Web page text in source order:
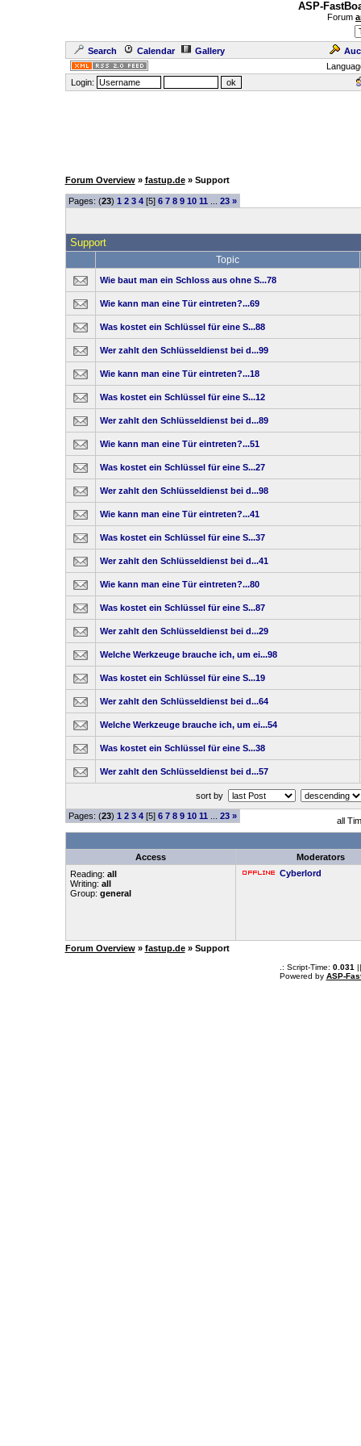
ASP-
Forum
Search Calendar Gallery
Login:
Forum Overview » fastup.de » Support
Pages: (23) 1 2 3 4[5] 6 7 8 9 10 11 23 »
Support
Topic
Wie baut man ein Schloss aus ohne S...78
Wie kann man eine Tür eintreten?...69
Was kostet ein Schlüssel für eine S...88
Wer zahlt den Schlüsseldienst bei d...99
Wie kann man eine Tür eintreten?...18
Was kostet ein Schlüssel für eine S...12
Wer zahlt den Schlüsseldienst bei d...89
Wie kann man eine Tür eintreten?...51
Was kostet ein Schlüssel für eine S...27
Wer zahlt den Schlüsseldienst bei d...98
Wie kann man eine Tür eintreten?...41
Was kostet ein Schlüssel für eine S...37
Wer zahlt den Schlüsseldienst bei d...41
Wie kann man eine Tür eintreten?...80
Was kostet ein Schlüssel für eine S...87
Wer zahlt den Schlüsseldienst bei d...29
Welche Werkzeuge brauche ich, um ei...98
Was kostet ein Schlüssel für eine S...19
Wer zahlt den Schlüsseldienst bei d...64
Welche Werkzeuge brauche ich, um ei...54
Was kostet ein Schlüssel für eine S...38
Wer zahlt den Schlüsseldienst bei d...57
sort by
Pages: (23) 1 2 3 4[5] 6 7 8 9 10 11 23 » all
Access
Moderators
Reading: all
Writing: all
Group: general
Cyberlord
Forum Overview » fastup.de » Support
.: Script-Time: 0.031
Powered by ASP-